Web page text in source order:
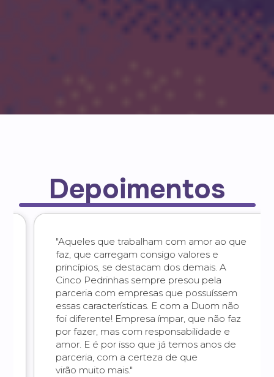
Depoimentos
"Aqueles que trabalham com amor ao que
faz, que carregam consigo valores e
princípios, se destacam dos demais. A
Cinco Pedrinhas sempre presou pela
parceria com empresas que possuíssem
essas características. E com a Duom não
foi diferente! Empresa ímpar, que não faz
por fazer, mas com responsabilidade e
amor. E é por isso que já temos anos de
parceria, com a certeza de que
virão muito mais."